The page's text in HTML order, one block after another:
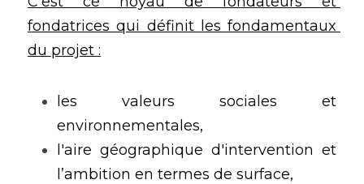
fondatrices qui définit les fondamentaux
du projet :
les valeurs sociales et
environnementales,
l'aire géographique d'intervention et
l’ambition en termes de surface,